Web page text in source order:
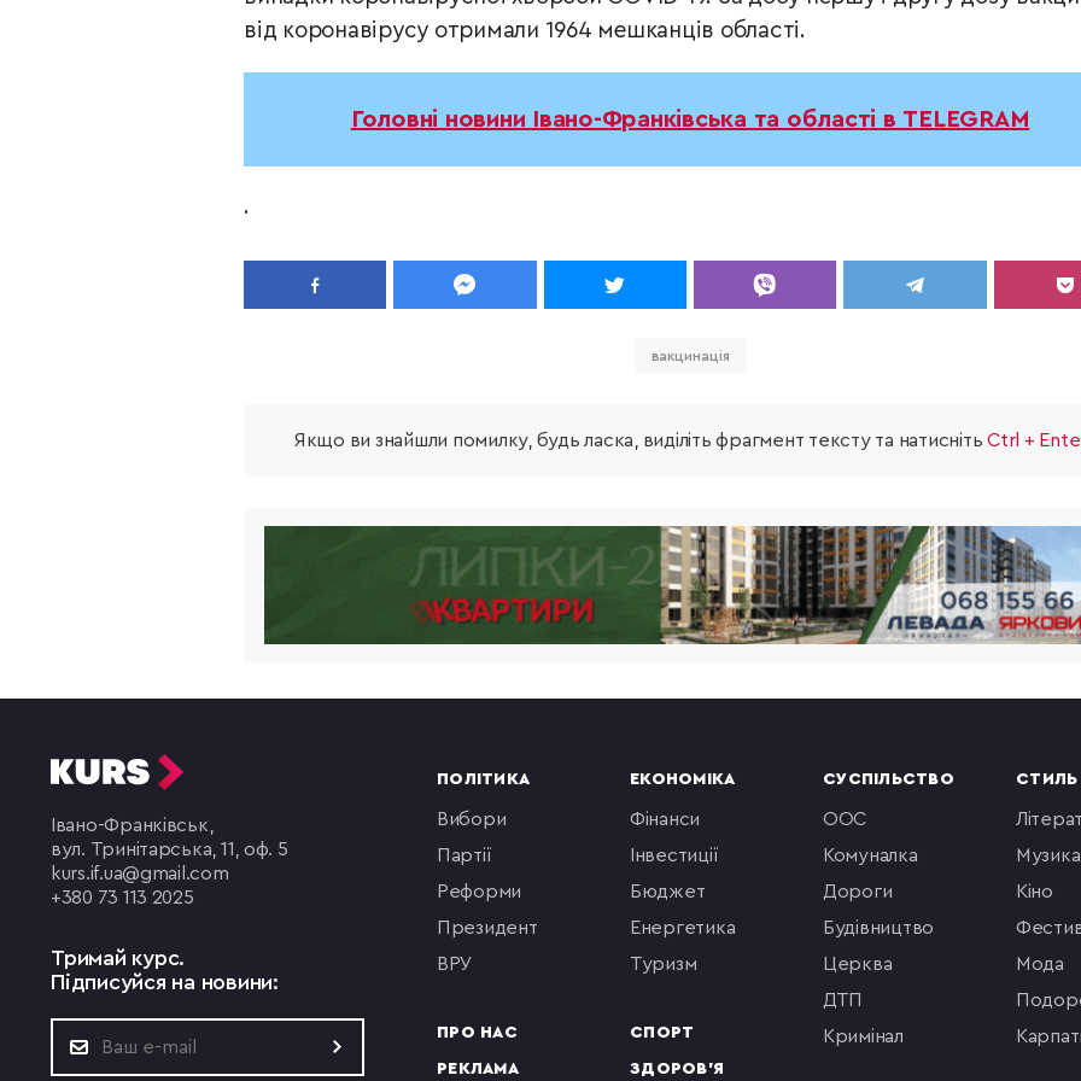
від коронавірусу отримали 1964 мешканців області.
Головні новини Івано-Франківська та області в TELEGRAM
.
вакцинація
Якщо ви знайшли помилку, будь ласка, виділіть фрагмент тексту та натиснітьCtrl +
Івано-Франківськ,
вул. Тринітарська, 11, оф. 5
kurs.if.ua@gmail.com
+380 73 113 2025
Тримай курс.
Підписуйся на новини:
ПОЛІТИКА
вибори
партії
реформи
президент
ВРУ
ПРО НАС
РЕКЛАМА
ЕКОНОМІКА
фінанси
інвестиції
бюджет
енергетика
туризм
СПОРТ
ЗДОРОВ'Я
СУСПІЛЬСТВО
ООС
комуналка
Дороги
будівництво
церква
ДТП
кримінал
музика
кіно
мода